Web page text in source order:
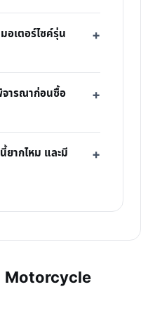
อเตอร์ไซค์รุ่น
ารณาก่อนซื้อ
ากไหม และมี
Motorcycle